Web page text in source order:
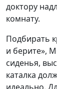
доктору
комнату.
Подбирать
и берите»,
сиденья,
каталка